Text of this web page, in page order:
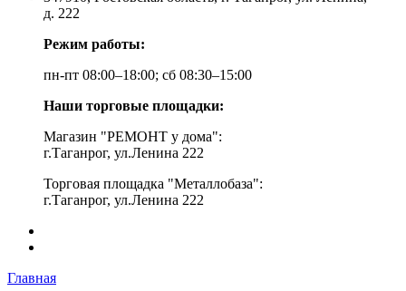
д. 222
Режим работы:
пн-пт 08:00–18:00; сб 08:30–15:00
Наши торговые площадки:
Магазин "РЕМОНТ у дома":
г.Таганрог, ул.Ленина 222
Торговая площадка "Металлобаза":
г.Таганрог, ул.Ленина 222
Главная